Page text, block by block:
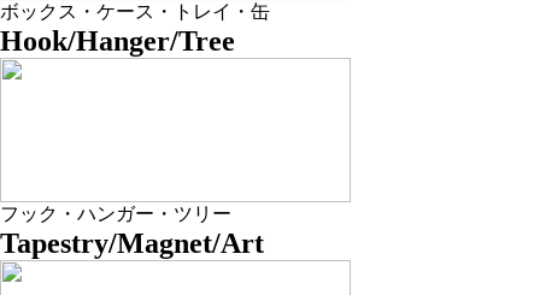
ボックス・ケース・トレイ・缶
Hook/Hanger/Tree
フック・ハンガー・ツリー
Tapestry/Magnet/Art